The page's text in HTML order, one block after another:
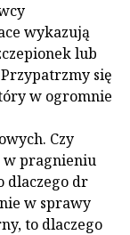
wykazują
lub
się
w ogromnie
Czy
w pragnieniu
dlaczego dr
w sprawy
to dlaczego